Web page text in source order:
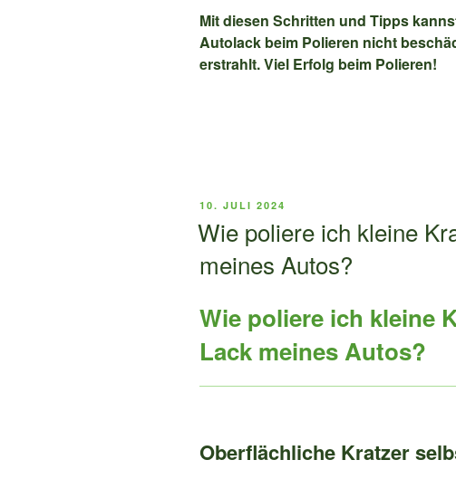
Mit diesen Schritten und Tipps
Autolack beim Polieren nicht
erstrahlt. Viel Erfolg beim Polieren!
VERÖFFENTLICHT
10. JULI 2024
Wie poliere ich kleine
meines Autos?
Wie poliere ich kleine
Lack meines Autos?
Oberflächliche Kratzer